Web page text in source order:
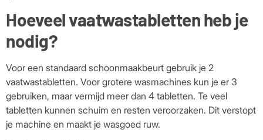
Hoeveel vaatwastabletten heb je
nodig?
Voor een standaard schoonmaakbeurt gebruik je 2
vaatwastabletten. Voor grotere wasmachines kun je er 3
gebruiken, maar vermijd meer dan 4 tabletten. Te veel
tabletten kunnen schuim en resten veroorzaken. Dit verstopt
je machine en maakt je wasgoed ruw.